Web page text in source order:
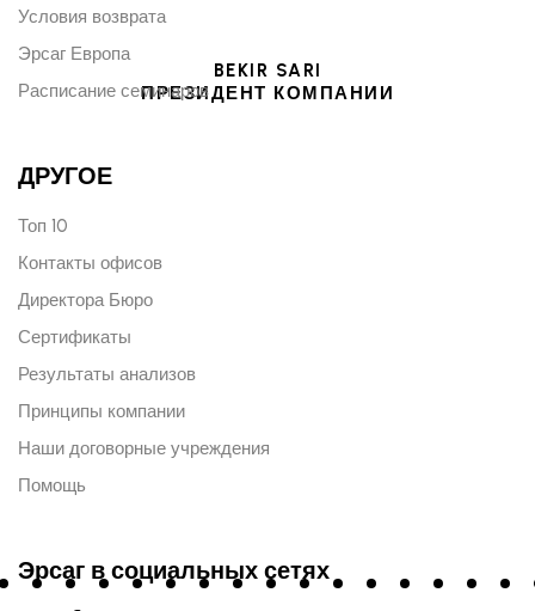
BEKIR SARI
ПРЕЗИДЕНТ КОМПАНИИ
Условия возврата
Эрсаг Европа
Расписание семинаров
ДРУГОЕ
Топ 10
Контакты офисов
Директора Бюро
Сертификаты
Результаты анализов
Принципы компании
Наши договорные учреждения
Помощь
Эрсаг в социальных сетях